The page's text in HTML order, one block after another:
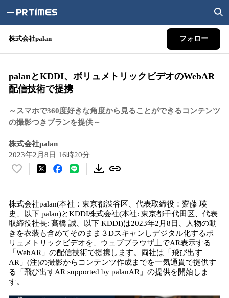
株式会社palan フォロー
palanとKDDI、ボリュメトリックビデオのWebAR
配信技術で提携
～スマホで360度好きな角度から見ることができるコンテンツ
の撮影つきプランを提供～
株式会社palan
2023年2月8日 16時20分
い
！
数
を
読
み
込
み
株式会社palan(本社：東京都渋谷区、代表取締役：齋藤 瑛
史、以下 palan)とKDDI株式会社(本社: 東京都千代田区、代表
取締役社長: 髙橋 誠、以下 KDDI)は2023年2月8日、人物の動
きを衣装も含めてそのまま３Dスキャンしデジタル化するボ
リュメトリックビデオを、ウェブブラウザ上でAR表示する
「WebAR」の配信技術で提携します。両社は「飛び出す
AR」(注)の撮影からコンテンツ作成までを一気通貫で提供す
る「飛び出すAR supported by palanAR」の提供を開始しま
す。